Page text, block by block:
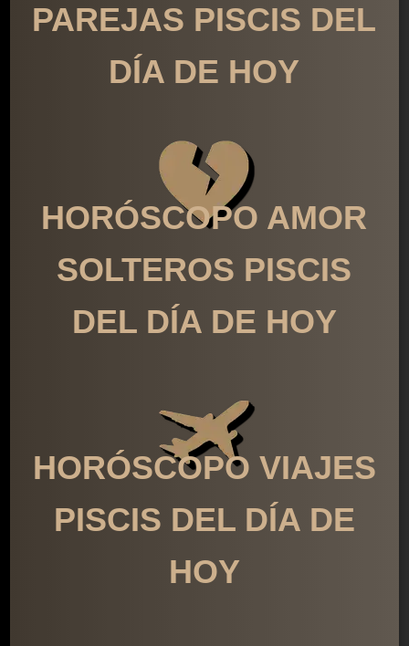
PAREJAS PISCIS DEL
DÍA DE HOY
HORÓSCOPO AMOR
SOLTEROS PISCIS
DEL DÍA DE HOY
HORÓSCOPO VIAJES
PISCIS DEL DÍA DE
HOY